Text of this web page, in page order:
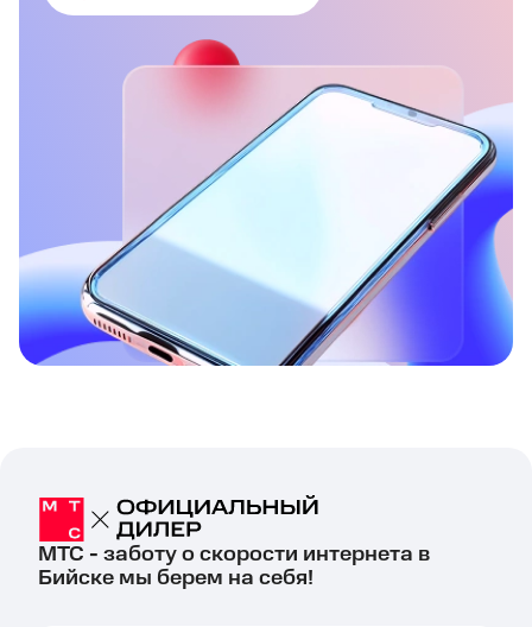
МТС - заботу о скорости интернета в
Бийске мы берем на себя!